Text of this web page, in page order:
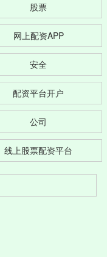
股票
网上配资APP
安全
配资平台开户
公司
线上股票配资平台